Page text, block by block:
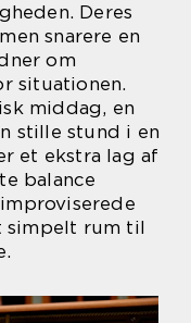
Deres
snarere en
om
situationen.
middag, en
stille stund i en
et ekstra lag af
balance
simpelt rum til